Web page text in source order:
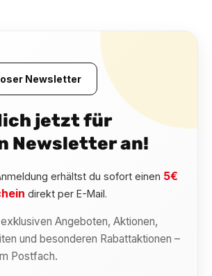
Newsletter
jetzt für
Newsletter an!
erhältst du sofort einen 5€
direkt per E-Mail.
Angeboten, Aktionen,
und besonderen Rabattaktionen –
Postfach.